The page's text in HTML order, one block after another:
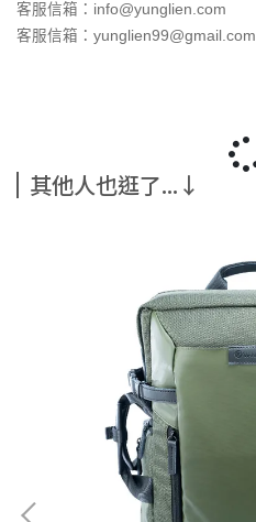
客服信箱：info@yunglien.com
客服信箱：yunglien99@gmail.com
其他人也逛了...↓